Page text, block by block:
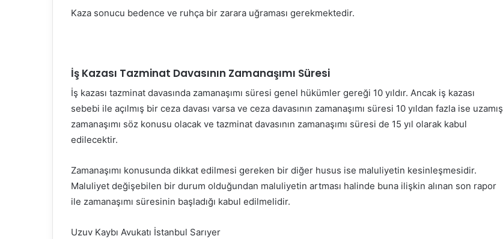
Kaza sonucu bedence ve ruhça bir zarara uğraması gerekmektedir.
İş Kazası Tazminat Davasının Zamanaşımı Süresi
İş kazası tazminat davasında zamanaşımı süresi genel hükümler gereği 10 yıldır. Ancak iş kazası
sebebi ile açılmış bir ceza davası varsa ve ceza davasının zamanaşımı süresi 10 yıldan fazla ise uzamış
zamanaşımı söz konusu olacak ve tazminat davasının zamanaşımı süresi de 15 yıl olarak kabul
edilecektir.
Zamanaşımı konusunda dikkat edilmesi gereken bir diğer husus ise maluliyetin kesinleşmesidir.
Maluliyet değişebilen bir durum olduğundan maluliyetin artması halinde buna ilişkin alınan son rapor
ile zamanaşımı süresinin başladığı kabul edilmelidir.
Uzuv Kaybı Avukatı İstanbul Sarıyer